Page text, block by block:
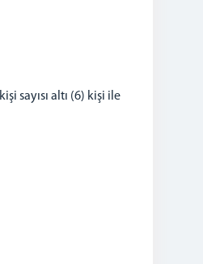
sayısı altı (6) kişi ile